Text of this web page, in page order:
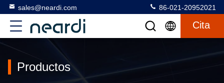
sales@neardi.com 86-021-20952021
Cita
Productos